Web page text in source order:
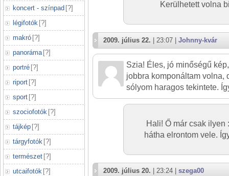
koncert - színpad [?]
légifotók [?]
makró [?]
panoráma [?]
portré [?]
riport [?]
sport [?]
szociofotók [?]
tájkép [?]
tárgyfotók [?]
természet [?]
utcaifotók [?]
Kerülhetett volna
2009. július 22. | 23:07 | Johnny-kvár
Szia! Éles, jó minőségű
jobbra komponáltam volna,
sólyom haragos tekintete.
Hali! Ő már csak ilyen
hátha elrontom vele.
2009. július 20. | 23:24 | szega00